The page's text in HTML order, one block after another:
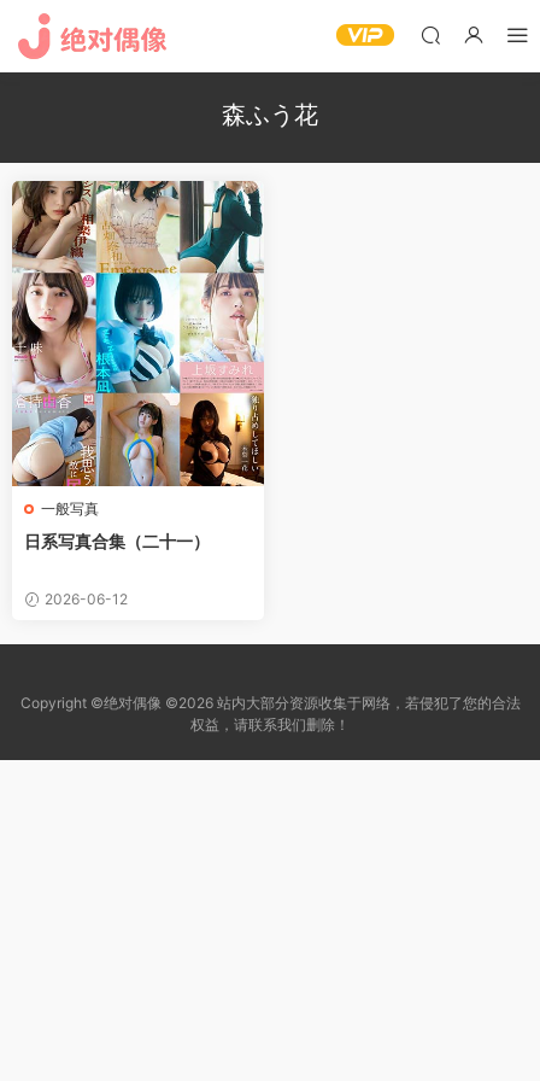
森ふう花
一般写真
日系写真合集（二十一）
2026-06-12
Copyright ©绝对偶像 ©2026 站内大部分资源收集于网络，若侵犯了您的合法
权益，请联系我们删除！